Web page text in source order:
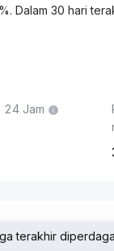
Dalam 30 hari
24 Jam
terakhir